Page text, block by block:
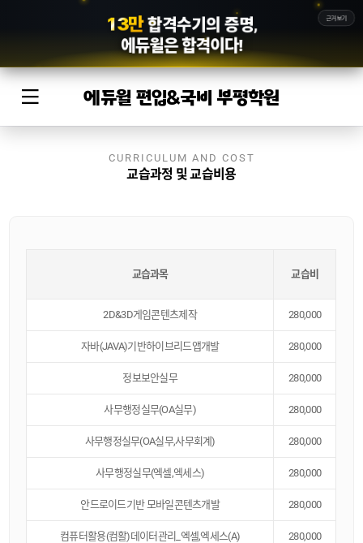
13만 합격수기의 증명,
에듀윌은 합격이다!
근거보기
에듀윌 편입&국비 부평학원
CURRICULUM AND COST
교습과정 및 교습비용
교습과목 교습비
2D&3D게임콘텐츠제작 280,000
자바(JAVA)기반하이브리드앱개발 280,000
정보보안실무 280,000
사무행정실무(OA실무) 280,000
사무행정실무(OA실무,사무회계) 280,000
사무행정실무(엑셀,엑세스) 280,000
안드로이드기반 모바일콘텐츠개발 280,000
컴퓨터활용(컴활)데이터관리_엑셀,엑세스(A) 280,000